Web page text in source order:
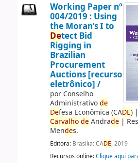
Working Paper nº
004/2019 : Using
the Moran’s I to
Detect Bid
Rigging in
Brazilian
Procurement
Auctions [recurso
eletrônico] /
por Conselho
Administrativode
Defesa Econômica (CADE)|
Carvalho deAndrade|
Mendes.
Editora: Brasília: CADE, 2019
Recursos online:Clique aqui